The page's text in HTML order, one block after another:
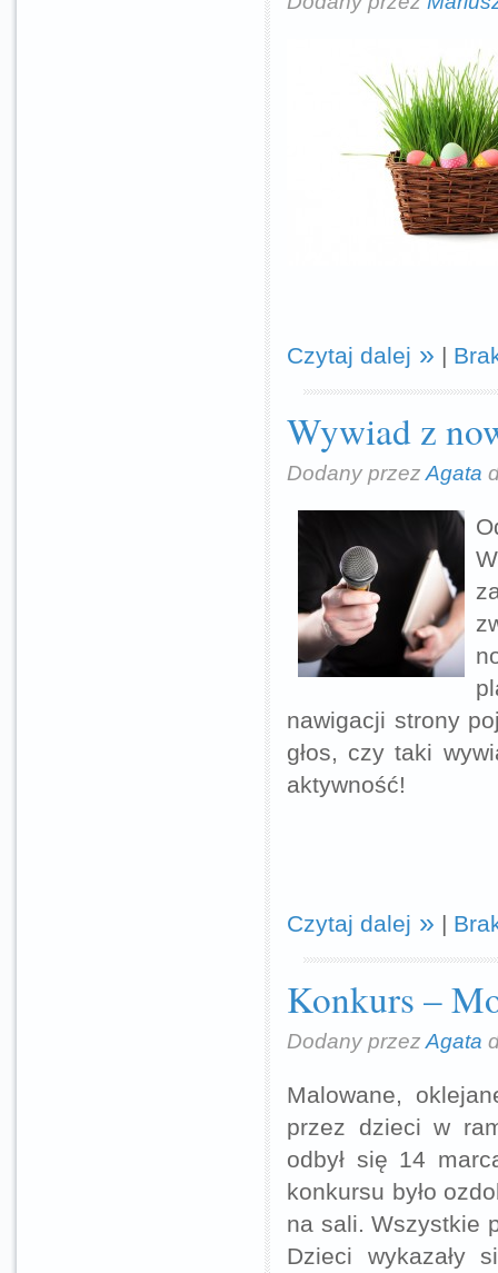
Czytaj dalej |
Wywiad z
Dodany przez Agata
nawigacji strony
głos, czy taki
aktywność!
Czytaj dalej |
Konkurs –
Dodany przez Agata
Malowane,
przez dzieci w
odbył się 14
konkursu było
na sali. Wszystkie
Dzieci wykazały